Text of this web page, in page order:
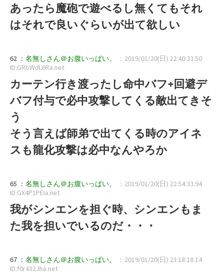
あったら魔砲で遊べるし無くてもそれ
はそれで良いぐらいが出て欲しい
62 ： 名無しさん＠お腹いっぱい。
：2019/01/20(日) 22:40:33.50
ID:GRbWdL6Ra.net
カーテン行き渡ったし命中バフ+回避デ
バフ付与で必中攻撃してくる敵出てきそ
う
そう言えば師弟で出てくる時のアイネ
スも龍化攻撃は必中なんやろか
65 ： 名無しさん＠お腹いっぱい。
：2019/01/20(日) 22:54:33.94
ID:GX4P1PEIa.net
我がシンエンを担ぐ時、シンエンもま
た我を担いでいるのだ・・・
67 ： 名無しさん＠お腹いっぱい。
：2019/01/20(日) 23:18:18.14
ID:f0r432Jha.net